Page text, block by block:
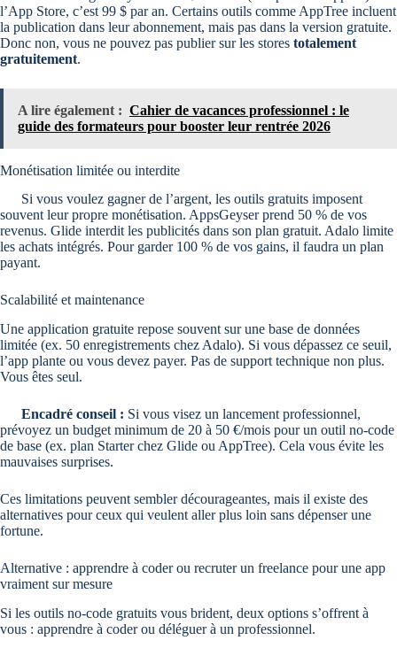
l’App Store, c’est 99 $ par an. Certains outils comme AppTree incluent
la publication dans leur abonnement, mais pas dans la version gratuite.
Donc non, vous ne pouvez pas publier sur les stores totalement
gratuitement.
A lire également : Cahier de vacances professionnel : le
guide des formateurs pour booster leur rentrée 2026
Monétisation limitée ou interdite
Si vous voulez gagner de l’argent, les outils gratuits imposent
souvent leur propre monétisation. AppsGeyser prend 50 % de vos
revenus. Glide interdit les publicités dans son plan gratuit. Adalo limite
les achats intégrés. Pour garder 100 % de vos gains, il faudra un plan
payant.
Scalabilité et maintenance
Une application gratuite repose souvent sur une base de données
limitée (ex. 50 enregistrements chez Adalo). Si vous dépassez ce seuil,
l’app plante ou vous devez payer. Pas de support technique non plus.
Vous êtes seul.
Encadré conseil : Si vous visez un lancement professionnel,
prévoyez un budget minimum de 20 à 50 €/mois pour un outil no-code
de base (ex. plan Starter chez Glide ou AppTree). Cela vous évite les
mauvaises surprises.
Ces limitations peuvent sembler décourageantes, mais il existe des
alternatives pour ceux qui veulent aller plus loin sans dépenser une
fortune.
Alternative : apprendre à coder ou recruter un freelance pour une app
vraiment sur mesure
Si les outils no-code gratuits vous brident, deux options s’offrent à
vous : apprendre à coder ou déléguer à un professionnel.